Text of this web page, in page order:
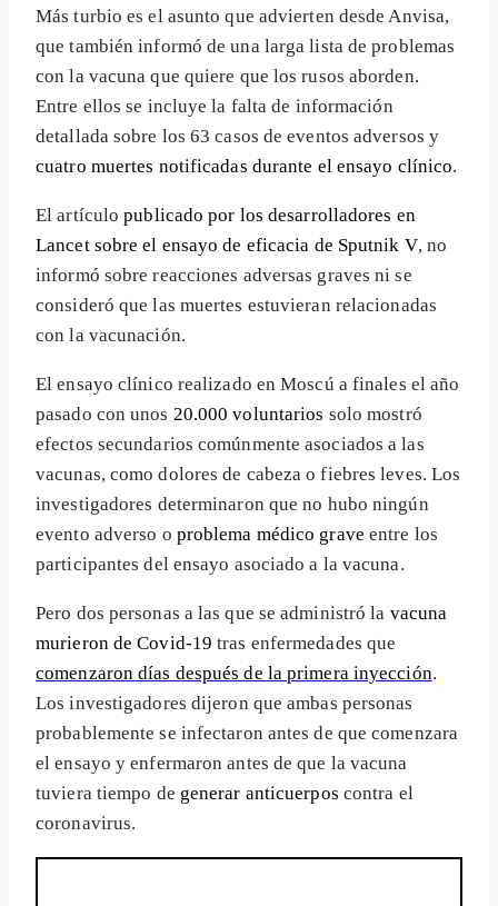
Más turbio es el asunto que advierten desde Anvisa,
que también informó de una larga lista de problemas
con la vacuna que quiere que los rusos aborden.
Entre ellos se incluye la falta de información
detallada sobre los 63 casos de eventos adversos y
cuatro muertes notificadas durante el ensayo clínico.
El artículopublicado por los desarrolladores en
Lancet sobre el ensayo de eficacia de Sputnik V, no
informó sobre reacciones adversas graves ni se
consideró que las muertes estuvieran relacionadas
con la vacunación.
El ensayo clínico realizado en Moscú a finales el año
pasado con unos 20.000 voluntarios solo mostró
efectos secundarios comúnmente asociados a las
vacunas, como dolores de cabeza o fiebres leves. Los
investigadores determinaron que no hubo ningún
evento adverso o problema médico grave entre los
participantes del ensayo asociado a la vacuna.
Pero dos personas a las que se administró la vacuna
murieron de Covid-19 tras enfermedades que
comenzaron días después de la primera inyección.
Los investigadores dijeron que ambas personas
probablemente se infectaron antes de que comenzara
el ensayo y enfermaron antes de que la vacuna
tuviera tiempo de generar anticuerpos contra el
coronavirus.